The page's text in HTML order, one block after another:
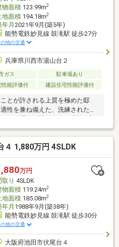
物面積123.99m2
地面積194.18m2
年月 2021年9月(築5年)
能勢電鉄妙見線 鼓滝駅 徒歩27分
の他の交通
兵庫県川西市湯山台２
ガス
駐車場あり
性能評価付 建設住宅性能評価付
とが許される上質を極めた邸
性を兼ね備えた、洗練された洋
につながり、まるでショールー
ます。室内は明るく開放感があ
大切なお車とともに暮らすライ
一度ご覧いただきたい一邸で
４ 1,880万円 4SLDK
万円
取り 4SLDK
物面積119.24m2
地面積185.08m2
年月 1988年9月(築38年)
能勢電鉄妙見線 鼓滝駅 徒歩30分
の他の交通
大阪府池田市伏尾台４